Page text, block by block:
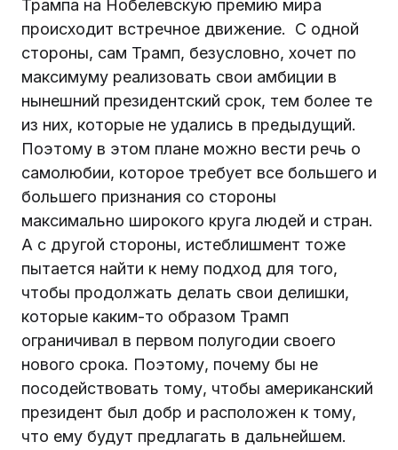
Трампа на Нобелевскую премию мира
происходит встречное движение. С одной
стороны, сам Трамп, безусловно, хочет по
максимуму реализовать свои амбиции в
нынешний президентский срок, тем более те
из них, которые не удались в предыдущий.
Поэтому в этом плане можно вести речь о
самолюбии, которое требует все большего и
большего признания со стороны
максимально широкого круга людей и стран.
А с другой стороны, истеблишмент тоже
пытается найти к нему подход для того,
чтобы продолжать делать свои делишки,
которые каким-то образом Трамп
ограничивал в первом полугодии своего
нового срока. Поэтому, почему бы не
посодействовать тому, чтобы американский
президент был добр и расположен к тому,
что ему будут предлагать в дальнейшем.